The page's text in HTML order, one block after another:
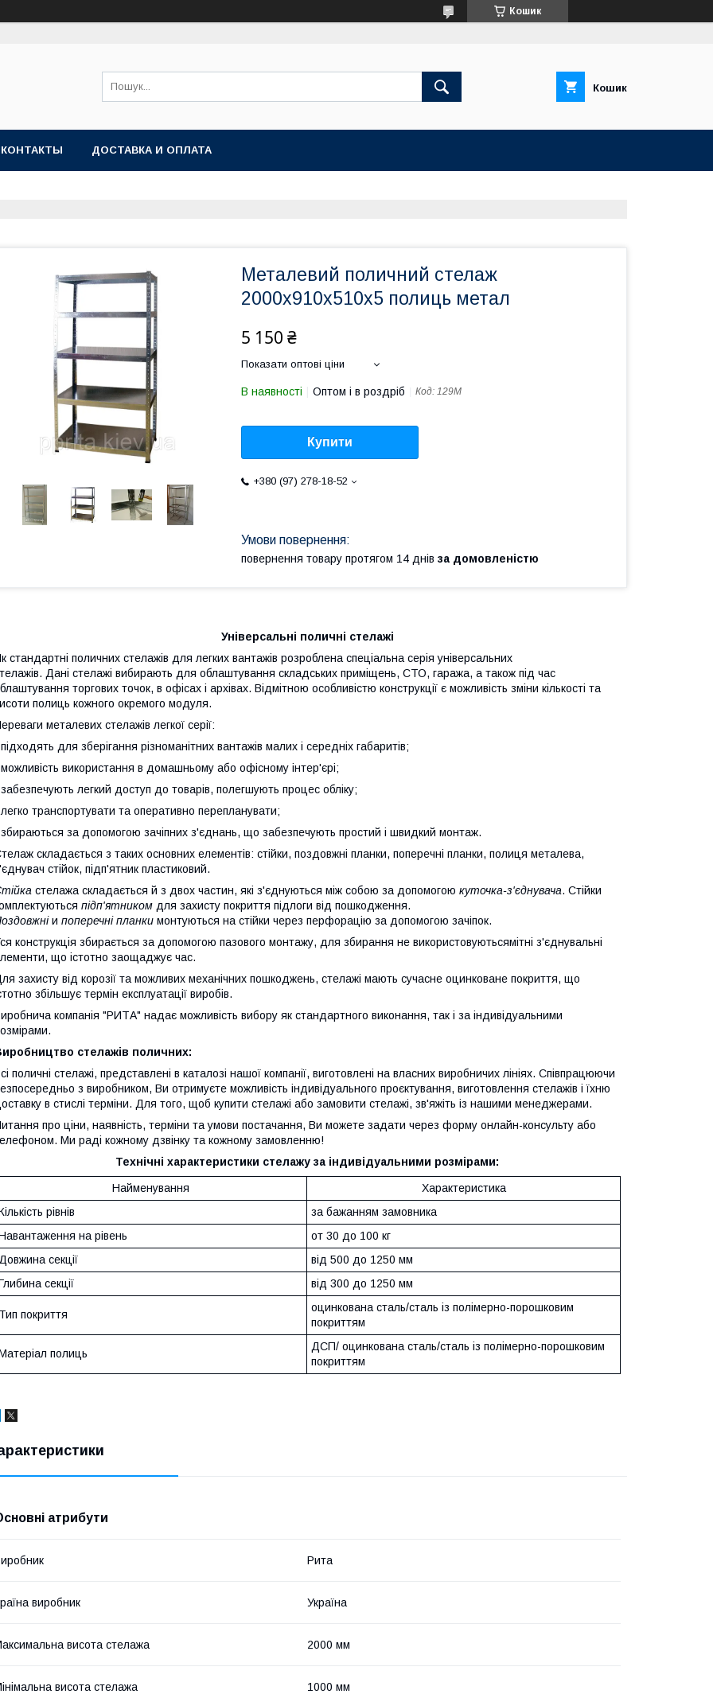
Кошик
Кошик
КОНТАКТЫ ДОСТАВКА И ОПЛАТА
Металевий поличний стелаж
2000х910х510х5 полиць метал
5 150 ₴
Показати оптові ціни
В наявності Оптом і в роздріб Код: 129М
Купити
+380 (97) 278-18-52
повернення товару протягом 14 днів за домовленістю
Універсальні поличні стелажі
стандартні поличних стелажів для легких вантажів розроблена спеціальна серія універсальних
Дані стелажі вибирають для облаштування складських приміщень, СТО, гаража, а також під час
торгових точок, в офісах і архівах. Відмітною особливістю конструкції є можливість зміни кількості та
полиць кожного окремого модуля.
металевих стелажів легкої серії:
для зберігання різноманітних вантажів малих і середніх габаритів;
використання в домашньому або офісному інтер'єрі;
легкий доступ до товарів, полегшують процес обліку;
транспортувати та оперативно перепланувати;
збираються за допомогою зачіпних з'єднань, що забезпечують простий і швидкий монтаж.
складається з таких основних елементів: стійки, поздовжні планки, поперечні планки, полиця металева,
стійок, підп'ятник пластиковий.
стелажа складається й з двох частин, які з'єднуються між собою за допомогою куточка-з'єднувача. Стійки
підп'ятником для захисту покриття підлоги від пошкодження.
и поперечні планки монтуються на стійки через перфорацію за допомогою зачіпок.
конструкція збирається за допомогою пазового монтажу, для збирання не використовуютьсямітні з'єднувальні
що істотно заощаджує час.
захисту від корозії та можливих механічних пошкоджень, стелажі мають сучасне оцинковане покриття, що
збільшує термін експлуатації виробів.
компанія "РИТА" надає можливість вибору як стандартного виконання, так і за індивідуальними
стелажів поличних:
поличні стелажі, представлені в каталозі нашої компанії, виготовлені на власних виробничих лініях. Співпрацюючи
з виробником, Ви отримуєте можливість індивідуального проєктування, виготовлення стелажів і їхню
в стислі терміни. Для того, щоб купити стелажі або замовити стелажі, зв'яжіть із нашими менеджерами.
про ціни, наявність, терміни та умови постачання, Ви можете задати через форму онлайн-консульту або
Ми раді кожному дзвінку та кожному замовленню!
Технічні характеристики стелажу за індивідуальними розмірами:
Найменування
Характеристика
рівнів
за бажанням замовника
на рівень
от 30 до 100 кг
Довжина секції
від 500 до 1250 мм
секції
від 300 до 1250 мм
Тип покриття
оцинкована сталь/сталь із полімерно-порошковим
покриттям
полиць
ДСП/ оцинкована сталь/сталь із полімерно-порошковим
покриттям
атрибути
Рита
виробник Україна
висота стелажа 2000 мм
висота стелажа 1000 мм